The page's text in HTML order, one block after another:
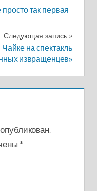
так первая
Следующая запись
на спектакль
извращенцев»
*